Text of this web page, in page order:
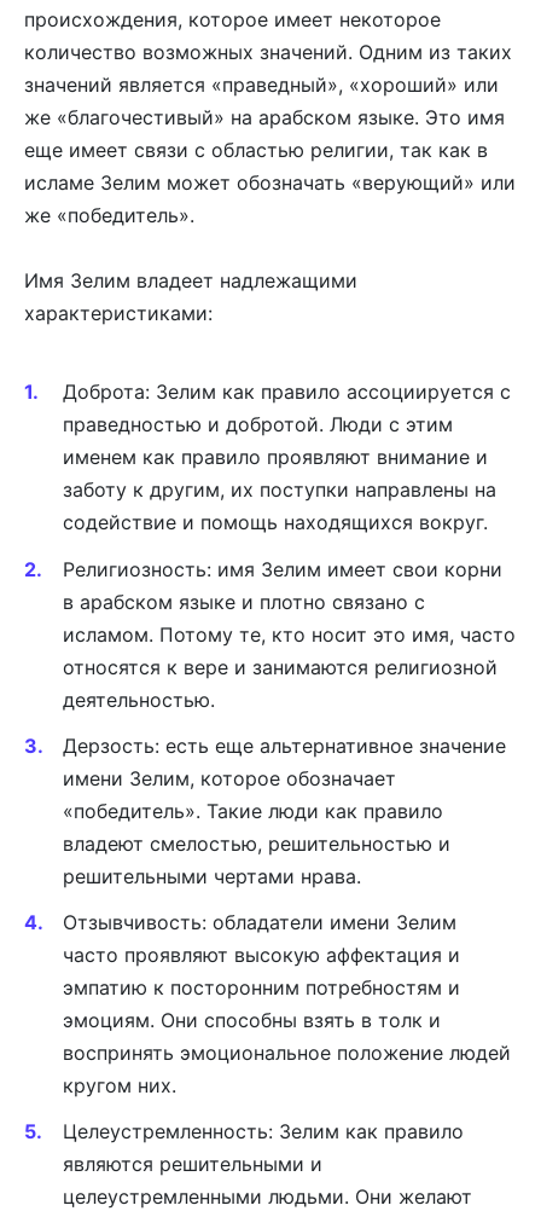
происхождения, которое имеет некоторое
количество возможных значений. Одним из таких
значений является «праведный», «хороший» или
же «благочестивый» на арабском языке. Это имя
еще имеет связи с областью религии, так как в
исламе Зелим может обозначать «верующий» или
же «победитель».
Имя Зелим владеет надлежащими
характеристиками:
Доброта: Зелим как правило ассоциируется с
праведностью и добротой. Люди с этим
именем как правило проявляют внимание и
заботу к другим, их поступки направлены на
содействие и помощь находящихся вокруг.
Религиозность: имя Зелим имеет свои корни
в арабском языке и плотно связано с
исламом. Потому те, кто носит это имя, часто
относятся к вере и занимаются религиозной
деятельностью.
Дерзость: есть еще альтернативное значение
имени Зелим, которое обозначает
«победитель». Такие люди как правило
владеют смелостью, решительностью и
решительными чертами нрава.
Отзывчивость: обладатели имени Зелим
часто проявляют высокую аффектация и
эмпатию к посторонним потребностям и
эмоциям. Они способны взять в толк и
воспринять эмоциональное положение людей
кругом них.
Целеустремленность: Зелим как правило
являются решительными и
целеустремленными людьми. Они желают